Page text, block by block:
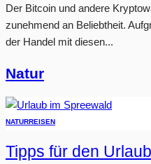
Der Bitcoin und andere
zunehmend an Beliebtheit.
der Handel mit diesen...
Natur
NATURREISEN
Tipps für den